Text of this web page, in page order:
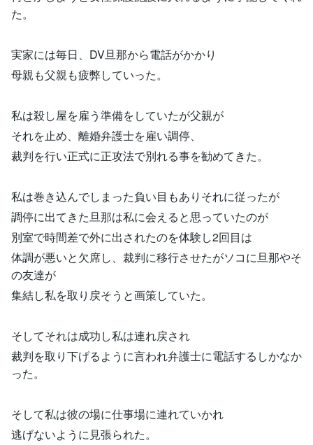
た。
実家には毎日、DV旦那から電話がかかり
母親も父親も疲弊していった。
私は殺し屋を雇う準備をしていたが父親が
それを止め、離婚弁護士を雇い調停、
裁判を行い正式に正攻法で別れる事を勧めてきた。
私は巻き込んでしまった負い目もありそれに従ったが
調停に出てきた旦那は私に会えると思っていたのが
別室で時間差で外に出されたのを体験し2回目は
体調が悪いと欠席し、裁判に移行させたがソコに旦那やそ
の友達が
集結し私を取り戻そうと画策していた。
そしてそれは成功し私は連れ戻され
裁判を取り下げるように言われ弁護士に電話するしかなか
った。
そして私は彼の場に仕事場に連れていかれ
逃げないように見張られた。